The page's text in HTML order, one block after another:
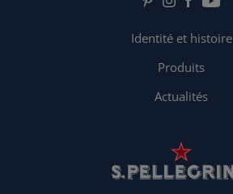
Identité et histoire
Produits
Actualités